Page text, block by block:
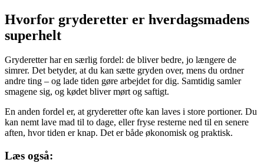
Hvorfor gryderetter er hverdagsmadens
superhelt
Gryderetter har en særlig fordel: de bliver bedre, jo længere de
simrer. Det betyder, at du kan sætte gryden over, mens du ordner
andre ting – og lade tiden gøre arbejdet for dig. Samtidig samler
smagene sig, og kødet bliver mørt og saftigt.
En anden fordel er, at gryderetter ofte kan laves i store portioner. Du
kan nemt lave mad til to dage, eller fryse resterne ned til en senere
aften, hvor tiden er knap. Det er både økonomisk og praktisk.
Læs også: